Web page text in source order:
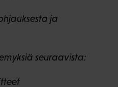
ja
seuraavista: